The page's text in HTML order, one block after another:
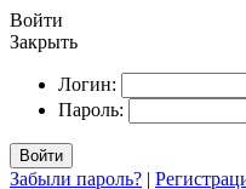
Войти
Закрыть
Логин:
Пароль:
Войти
Забыли пароль? |